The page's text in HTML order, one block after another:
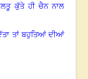
ਕੁੱਤੇ ਹੀ ਚੈਨ ਨਾਲ
ਤਾਂ ਬਹੁਤਿਆਂ ਦੀਆਂ